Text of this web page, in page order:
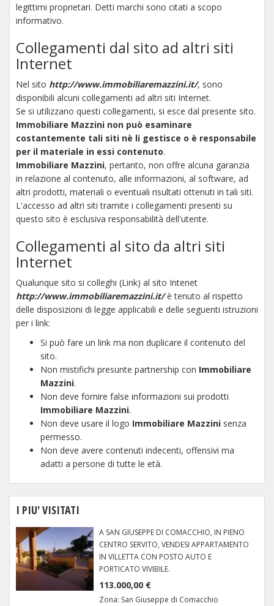
legittimi proprietari. Detti marchi sono citati a scopo
informativo.
Collegamenti dal sito ad altri siti
Internet
Nel sito http://www.immobiliaremazzini.it/, sono
disponibili alcuni collegamenti ad altri siti Internet.
Se si utilizzano questi collegamenti, si esce dal presente sito.
Immobiliare Mazzini non può esaminare
costantemente tali siti nè li gestisce o è responsabile
per il materiale in essi contenuto.
Immobiliare Mazzini, pertanto, non offre alcuna garanzia
in relazione al contenuto, alle informazioni, al software, ad
altri prodotti, materiali o eventuali risultati ottenuti in tali siti.
L'accesso ad altri siti tramite i collegamenti presenti su
questo sito è esclusiva responsabilità dell'utente.
Collegamenti al sito da altri siti
Internet
Qualunque sito si colleghi (Link) al sito Intenet
http://www.immobiliaremazzini.it/è tenuto al rispetto
delle disposizioni di legge applicabili e delle seguenti istruzioni
per i link:
Si può fare un link ma non duplicare il contenuto del
sito.
Non mistifichi presunte partnership con Immobiliare
Mazzini.
Non deve fornire false informazioni sui prodotti
Immobiliare Mazzini.
Non deve usare il logo Immobiliare Mazzini senza
permesso.
Non deve avere contenuti indecenti, offensivi ma
adatti a persone di tutte le età.
I PIU' VISITATI
A SAN GIUSEPPE DI COMACCHIO, IN PIENO
CENTRO SERVITO, VENDESI APPARTAMENTO
IN VILLETTA CON POSTO AUTO E
PORTICATO VIVIBILE.
113.000,00 €
Zona: San Giuseppe di Comacchio